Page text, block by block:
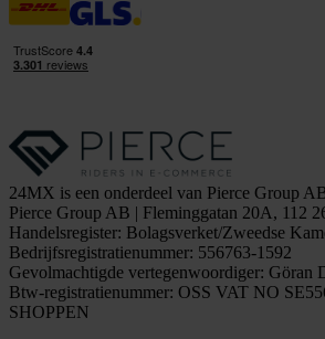
24MX is een onderdeel van Pierce Group
Pierce Group AB | Fleminggatan 20A, 112
Handelsregister: Bolagsverket/Zweedse
Bedrijfsregistratienummer: 556763-1592
Gevolmachtigde vertegenwoordiger: Göran
Btw-registratienummer: OSS VAT NO
SHOPPEN